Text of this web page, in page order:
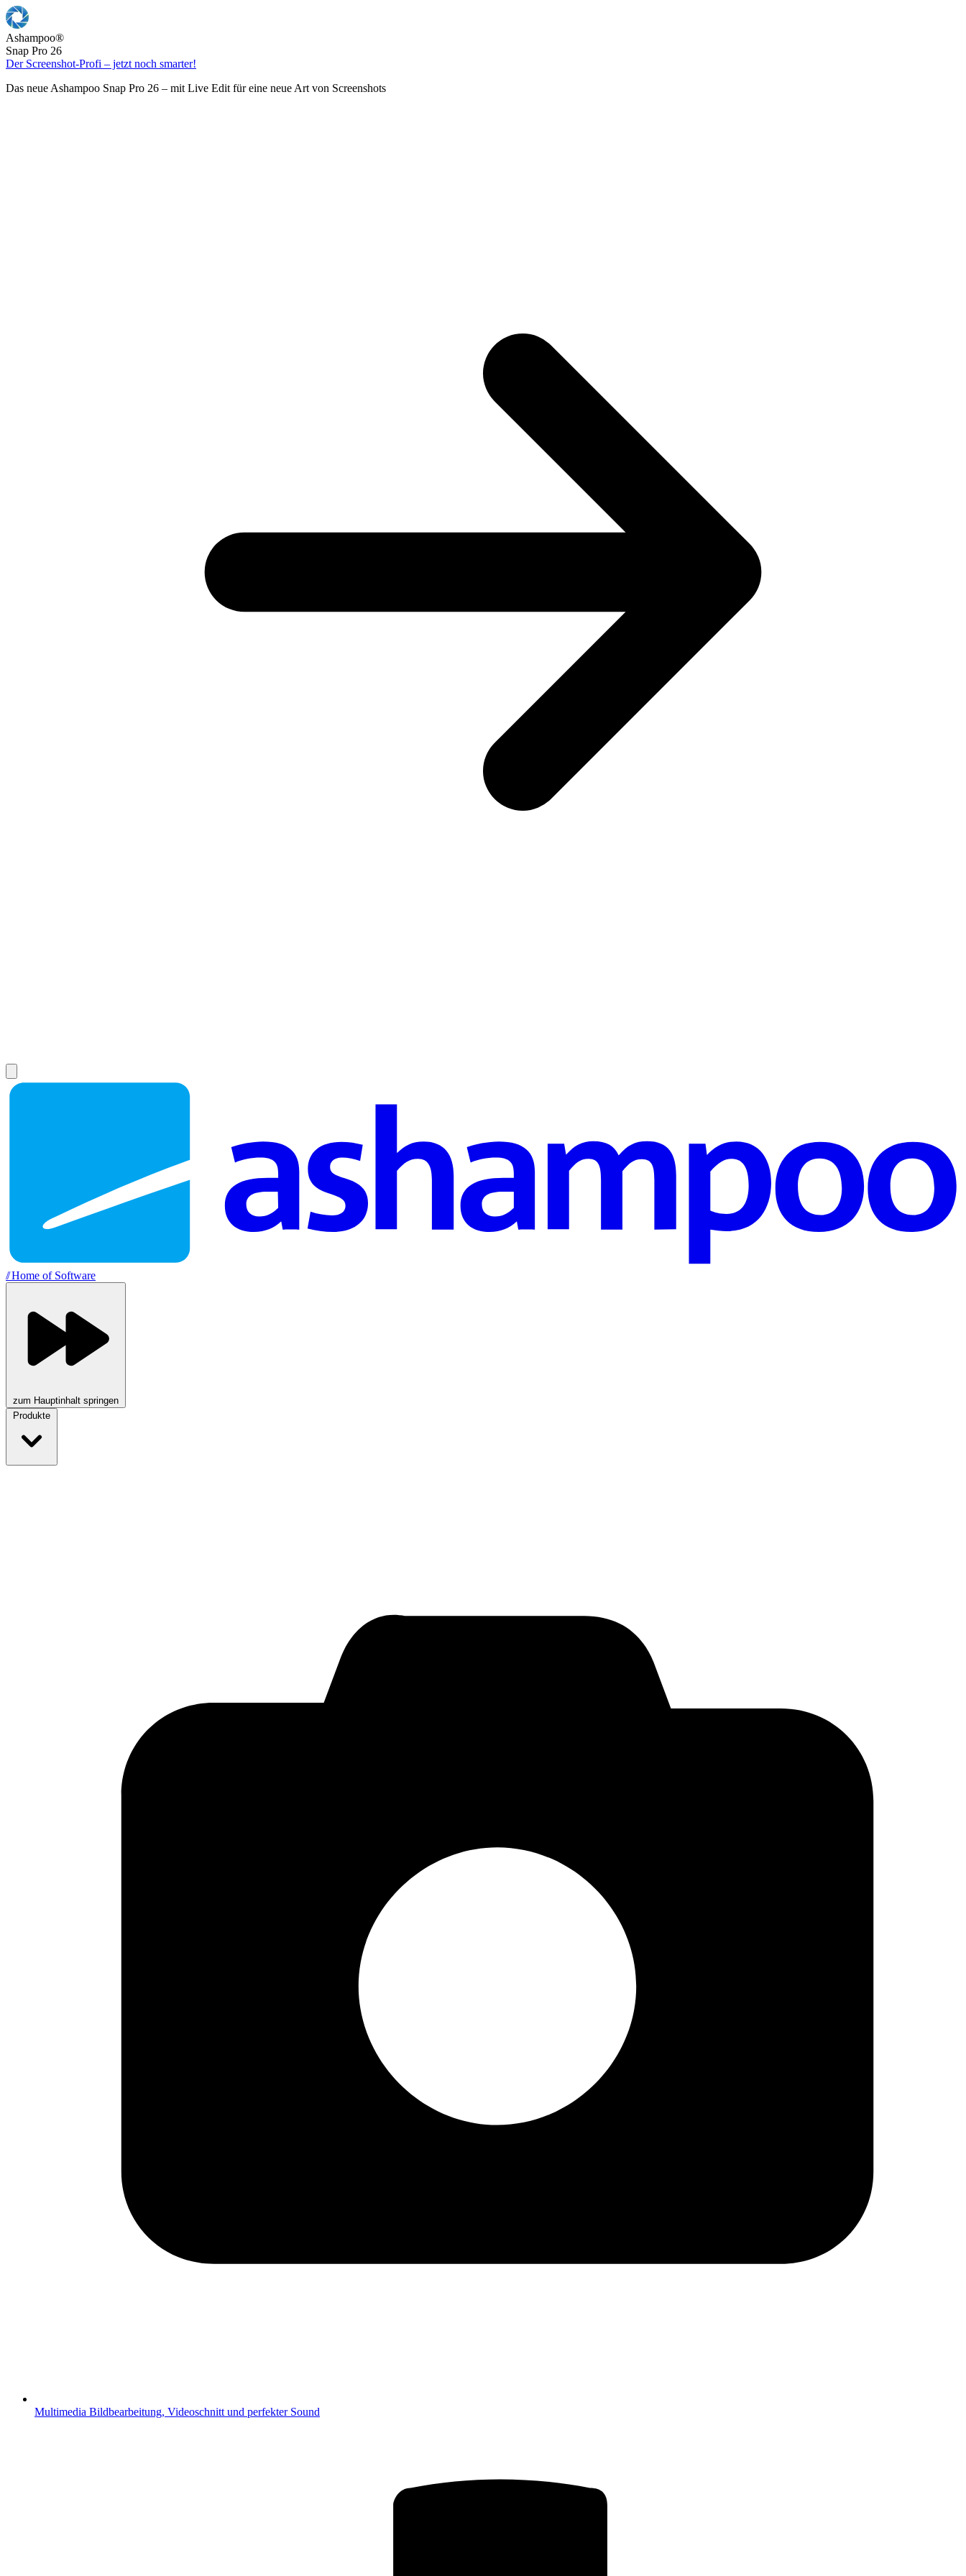
Ashampoo®
Snap Pro 26
Der Screenshot-Profi – jetzt noch smarter!
Das neue Ashampoo Snap Pro 26 – mit Live Edit für eine neue Art von Screenshots
//Home of Software
zum Hauptinhalt springen
Produkte
Multimedia Bildbearbeitung, Videoschnitt und perfekter Sound